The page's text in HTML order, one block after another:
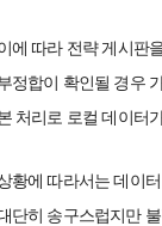
에 따라 전략 게시판
정합이 확인될 경우
처리로 로컬 데이터
황에 따라서는 데이
단히 송구스럽지만